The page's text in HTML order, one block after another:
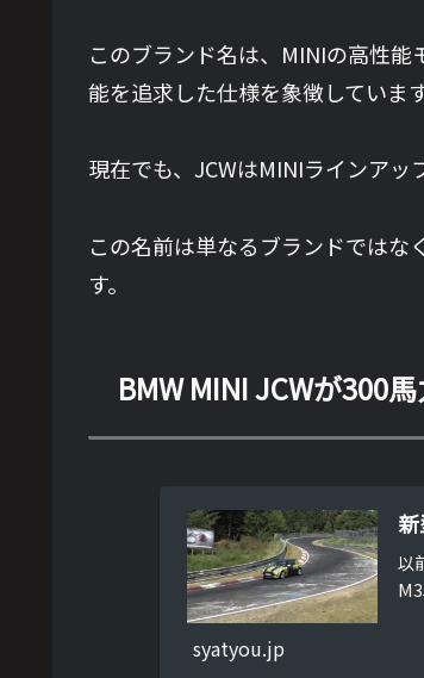
このブランド名は、MINIの高性
能を追求した仕様を象徴しています
現在でも、JCWはMINIラインアッ
この名前は単なるブランドではな
す。
BMW MINI JCWが300
以
syatyou.jp